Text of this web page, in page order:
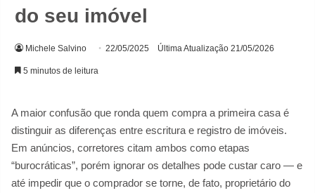
do seu imóvel
Michele Salvino 22/05/2025 Última Atualização 21/05/2026
5 minutos de leitura
A maior confusão que ronda quem compra a primeira casa é
distinguir as diferenças entre escritura e registro de imóveis.
Em anúncios, corretores citam ambos como etapas
“burocráticas”, porém ignorar os detalhes pode custar caro — e
até impedir que o comprador se torne, de fato, proprietário do